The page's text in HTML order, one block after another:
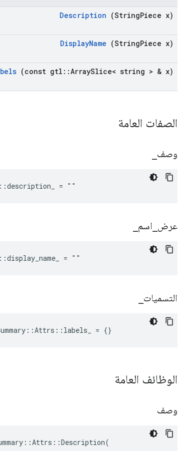
Description (StringPiece x)
DisplayName (StringPiece x)
(const gtl ::ArraySlice< string > & x)
الصفات العامة
وصف
= ""
عرض اسم
= ""
التسميات
= {}
الوظائف العامة
وصف